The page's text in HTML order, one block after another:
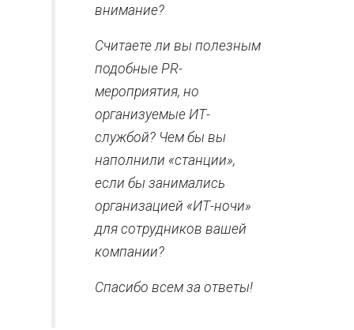
внимание?
Считаете ли вы полезным
подобные PR-
мероприятия, но
организуемые ИТ-
службой? Чем бы вы
наполнили «станции»,
если бы занимались
организацией «ИТ-ночи»
для сотрудников вашей
компании?
Спасибо всем за ответы!